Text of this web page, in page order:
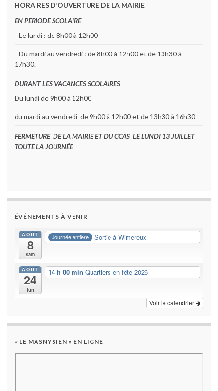
HORAIRES D’OUVERTURE DE LA MAIRIE
EN PÉRIODE SCOLAIRE
Le lundi : de 8h00 à 12h00
Du mardi au vendredi : de 8h00 à 12h00 et de 13h30 à
17h30.
DURANT LES VACANCES SCOLAIRES
Du lundi de 9h00 à 12h00
du mardi au vendredi de 9h00 à 12h00 et de 13h30 à 16h30
FERMETURE DE LA MAIRIE ET DU CCAS LE LUNDI 13 JUILLET
TOUTE LA JOURNÉE
ÉVÉNEMENTS À VENIR
AOÛT
8
sam
Journée entière Sortie à Wimereux
AOÛT
24
lun
14 h 00 min Quartiers en fête 2026
Voir le calendrier
« LE MASNYSIEN » EN LIGNE